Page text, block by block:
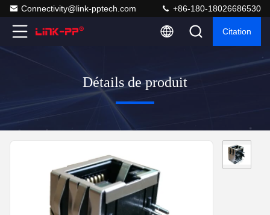
Connectivity@link-pptech.com +86-180-18026686530
Citation
Détails de produit